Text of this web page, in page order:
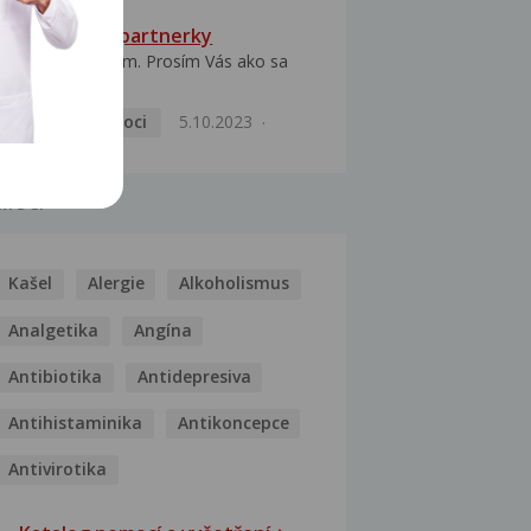
HPV typ 52 u partnerky
Dobrý deň prajem. Prosím Vás ako sa
Pohlavní nemoci
5.10.2023
Kašel Alergie Alkoholismus
Analgetika Angína
Antibiotika Antidepresiva
Antihistaminika Antikoncepce
Antivirotika